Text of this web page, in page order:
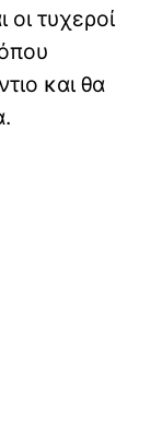
οι τυχεροί
και θα